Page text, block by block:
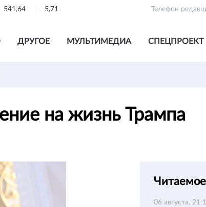
541,64 5,71 Телефон
ДРУГОЕ МУЛЬТИМЕДИА СПЕЦПРОЕКТ
на жизнь Трампа
Читаемое
06 августа,